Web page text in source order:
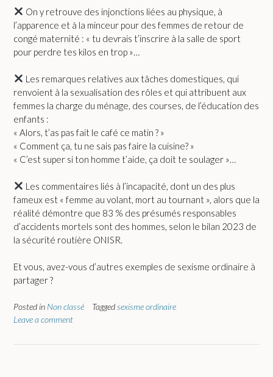
On y retrouve des injonctions liées au physique, à
l’apparence et à la minceur pour des femmes de retour de
congé maternité : « tu devrais t’inscrire à la salle de sport
pour perdre tes kilos en trop »…
Les remarques relatives aux tâches domestiques, qui
renvoient à la sexualisation des rôles et qui attribuent aux
femmes la charge du ménage, des courses, de l’éducation des
enfants :
« Alors, t’as pas fait le café ce matin ? »
« Comment ça, tu ne sais pas faire la cuisine? »
« C’est super si ton homme t’aide, ça doit te soulager »…
Les commentaires liés à l’incapacité, dont un des plus
fameux est « femme au volant, mort au tournant », alors que la
réalité démontre que 83 % des présumés responsables
d’accidents mortels sont des hommes, selon le bilan 2023 de
la sécurité routière ONISR.
Et vous, avez-vous d’autres exemples de sexisme ordinaire à
partager ?
Posted in Non classé Tagged sexisme ordinaire
Leave a comment